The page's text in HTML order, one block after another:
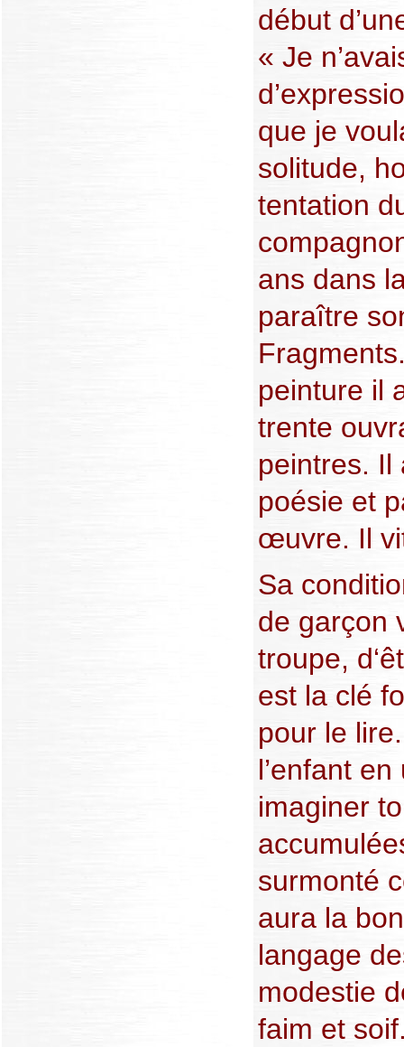
début
« Je
que je
solitude,
tentation
ans dans
paraître
peinture il
trente
peintres. Il
poésie et
œuvre. Il
Sa
de garçon
troupe,
est la clé
pour le
l’enfant
imaginer
surmonté
aura la
langage
modestie
faim et